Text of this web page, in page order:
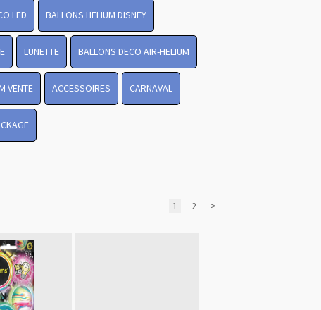
LED BALLONS HELIUM DISNEY
LUNETTE BALLONS DECO AIR-HELIUM
VENTE ACCESSOIRES CARNAVAL
1
2 >